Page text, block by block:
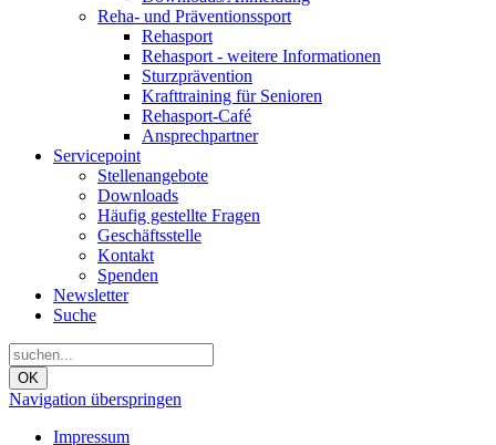
Reha- und Präventionssport
Rehasport
Rehasport - weitere Informationen
Sturzprävention
Krafttraining für Senioren
Rehasport-Café
Ansprechpartner
Servicepoint
Stellenangebote
Downloads
Häufig gestellte Fragen
Geschäftsstelle
Kontakt
Spenden
Newsletter
Suche
OK
Navigation überspringen
Impressum